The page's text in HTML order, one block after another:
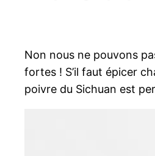
Non nous ne pouvons
fortes ! S’il faut épicer
poivre du Sichuan est